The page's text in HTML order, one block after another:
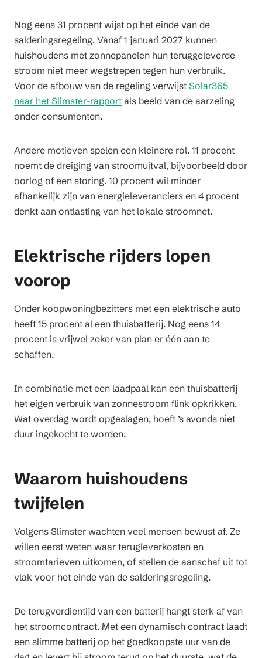
Nog eens 31 procent wijst op het einde van de
salderingsregeling. Vanaf 1 januari 2027 kunnen
huishoudens met zonnepanelen hun teruggeleverde
stroom niet meer wegstrepen tegen hun verbruik.
Voor de afbouw van de regeling verwijst Solar365
naar het Slimster-rapport als beeld van de aarzeling
onder consumenten.
Andere motieven spelen een kleinere rol. 11 procent
noemt de dreiging van stroomuitval, bijvoorbeeld door
oorlog of een storing. 10 procent wil minder
afhankelijk zijn van energieleveranciers en 4 procent
denkt aan ontlasting van het lokale stroomnet.
Elektrische rijders lopen
voorop
Onder koopwoningbezitters met een elektrische auto
heeft 15 procent al een thuisbatterij. Nog eens 14
procent is vrijwel zeker van plan er één aan te
schaffen.
In combinatie met een laadpaal kan een thuisbatterij
het eigen verbruik van zonnestroom flink opkrikken.
Wat overdag wordt opgeslagen, hoeft ’s avonds niet
duur ingekocht te worden.
Waarom huishoudens
twijfelen
Volgens Slimster wachten veel mensen bewust af. Ze
willen eerst weten waar terugleverkosten en
stroomtarieven uitkomen, of stellen de aanschaf uit tot
vlak voor het einde van de salderingsregeling.
De terugverdientijd van een batterij hangt sterk af van
het stroomcontract. Met een dynamisch contract laadt
een slimme batterij op het goedkoopste uur van de